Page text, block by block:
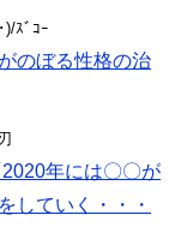
)/ｽﾞｺｰ
のぼる性格の治
年には〇〇が
していく・・・